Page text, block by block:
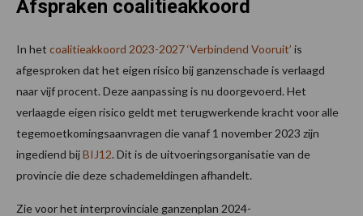
Afspraken coalitieakkoord
In het coalitieakkoord 2023-2027 ‘Verbindend Vooruit’ is
afgesproken dat het eigen risico bij ganzenschade is verlaagd
naar vijf procent. Deze aanpassing is nu doorgevoerd. Het
verlaagde eigen risico geldt met terugwerkende kracht voor alle
tegemoetkomingsaanvragen die vanaf 1 november 2023 zijn
ingediend bijBIJ12. Dit is de uitvoeringsorganisatie van de
provincie die deze schademeldingen afhandelt.
Zie voor het interprovinciale ganzenplan 2024-